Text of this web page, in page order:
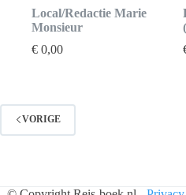
Local/Redactie Marie
Monsieur
€ 0,00
VORIGE